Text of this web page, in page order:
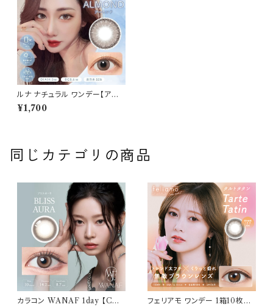
ルナ ナチュラル ワンデー【アー
モンド】カラコン ワンデー 送料
無料 1箱10枚 14.5mm 下津明
¥1,700
同じカテゴリの商品
カラコン WANAF 1day 【COL
フェリアモ ワンデー 1箱10枚入